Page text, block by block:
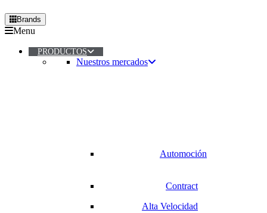
Brands
Primary
Menu
PRODUCTOS
Nuestros mercados
Automoción
Contract
Alta Velocidad